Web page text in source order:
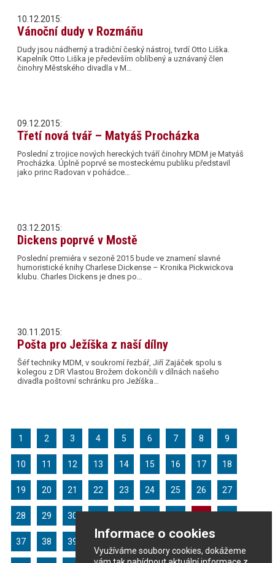
Informace o cookies
Využíváme soubory cookies, dokážeme
10.12.2015:
Vánoční dudy v Rozmáňu
Dudy jsou nádherný a tradiční český nástroj, tvrdí Otto Liška.
Kapelník Otto Liška je především oblíbený a uznávaný člen
činohry Městského divadla v M…
09.12.2015:
Třetí nová tvář – Matyáš Procházka
Poslední z trojice nových hereckých tváří činohry MDM je Matyáš
Procházka. Úplně poprvé se mosteckému publiku představil
jako princ Radovan v pohádce…
03.12.2015:
Dickens poprvé v Mostě
Poslední premiéra v sezoně 2015 bude ve znamení slavné
humoristické knihy Charlese Dickense – Kronika Pickwickova
klubu. Charles Dickens je dnes po…
30.11.2015:
Pošta pro Ježíška z naší dílny
Šéf techniky MDM, v soukromí řezbář, Jiří Zajáček spolu s
kolegou z DR Vlastou Brožem dokončili v dílnách našeho
divadla poštovní schránku pro Ježíška…
1 2 3 4 5 6 7 8 9
10 11 12 13 14 15 16 17 18
19 20 21 22 23 24 25 26 27
28 29 30
37 38 39